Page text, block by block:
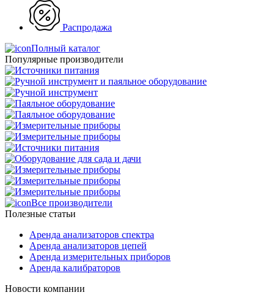
Распродажа
Полный каталог
Популярные производители
Все производители
Полезные статьи
Аренда анализаторов спектра
Аренда анализаторов цепей
Аренда измерительных приборов
Аренда калибраторов
Новости компании